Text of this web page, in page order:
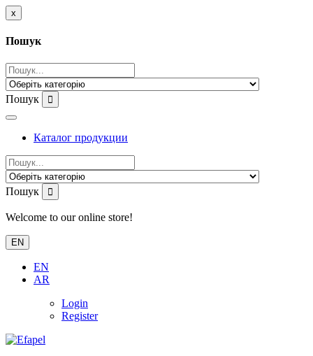
x
Пошук
Пошук
Каталог продукции
Пошук
Welcome to our online store!
EN
EN
AR
Login
Register